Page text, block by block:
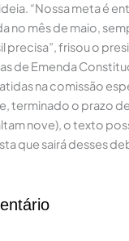
“Nossa meta é
no mês de maio,
precisa”, frisou o
de Emenda
na comissão
terminado o prazo
nove), o texto
que sairá desses